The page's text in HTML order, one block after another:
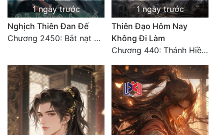
1 ngày trước
Nghịch Thiên Đan Đế
Chương 2450: Bắt nạt kẻ thật thà
1 ngày trước
Thiên Đạo Hôm Nay
Không Đi Làm
Chương 440: Thánh Hiền tề tụ, cháy Nguyên Hỏa chủng (3)